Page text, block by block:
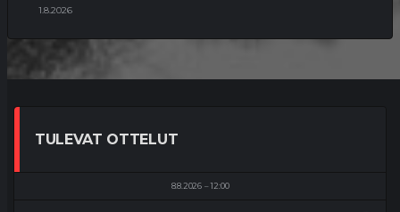
1.8.2026
TULEVAT OTTELUT
8.8.2026 12:00